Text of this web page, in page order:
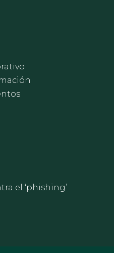
Nosotros
y
el ‘phishing’